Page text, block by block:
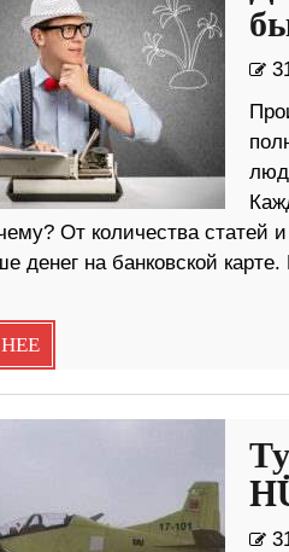
От количества статей
денег на банковской